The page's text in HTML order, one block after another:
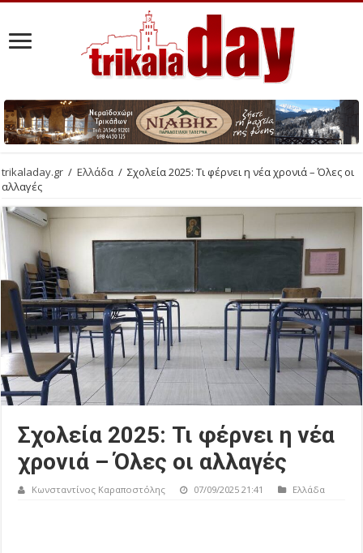
trikaladay.gr / Ελλάδα / Σχολεία 2025: Τι φέρνει η νέα χρονιά – Όλες οι
αλλαγές
Σχολεία 2025: Τι φέρνει η νέα
χρονιά – Όλες οι αλλαγές
Κωνσταντίνος Καραποστόλης 07/09/2025 21:41 Ελλάδα